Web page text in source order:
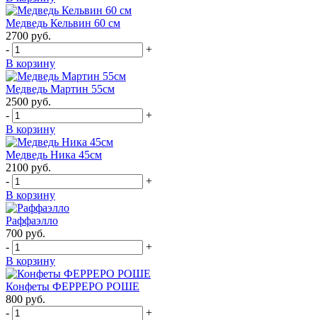
Медведь Кельвин 60 см
2700 руб.
-
+
В корзину
Медведь Мартин 55см
2500 руб.
-
+
В корзину
Медведь Ника 45см
2100 руб.
-
+
В корзину
Раффаэлло
700 руб.
-
+
В корзину
Конфеты ФЕРРЕРО РОШЕ
800 руб.
-
+